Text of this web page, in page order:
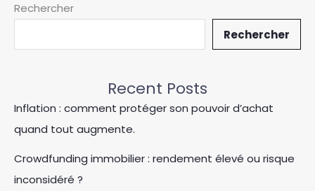
Rechercher
Rechercher
Recent Posts
Inflation : comment protéger son pouvoir d’achat
quand tout augmente.
Crowdfunding immobilier : rendement élevé ou risque
inconsidéré ?